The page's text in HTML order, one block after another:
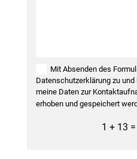
Mit Absenden des
Datenschutzerklärung zu
meine Daten zur
erhoben und gespeichert
1 + 13 =